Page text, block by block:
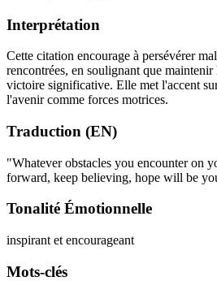
Interprétation
Cette citation encourage à persévérer
rencontrées, en soulignant que
victoire significative. Elle met l'accent
l'avenir comme forces motrices.
Traduction (EN)
"Whatever obstacles you encounter on
forward, keep believing, hope will be
Tonalité Émotionnelle
inspirant et encourageant
Mots-clés